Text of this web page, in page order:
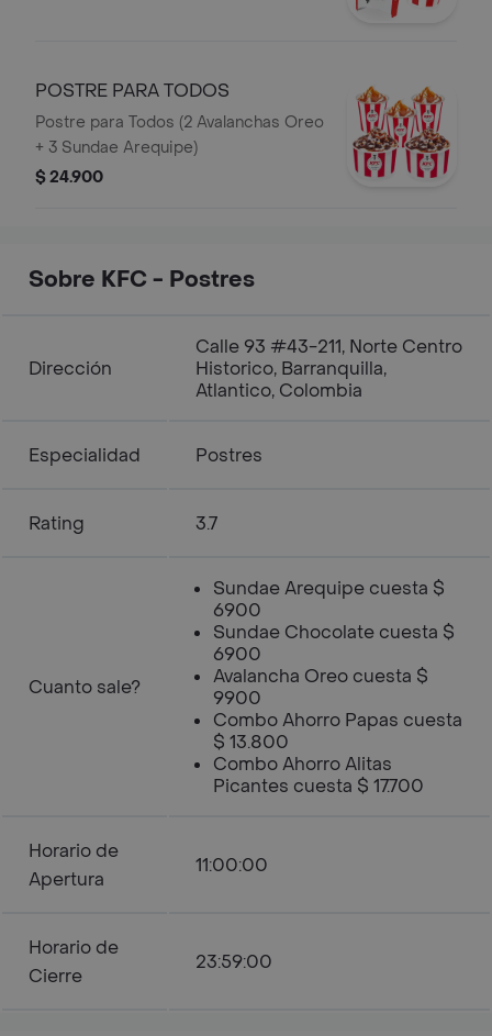
POSTRE PARA TODOS
Postre para Todos (2 Avalanchas Oreo
+ 3 Sundae Arequipe)
$ 24.900
Sobre KFC - Postres
Dirección
Calle 93 #43-211, Norte Centro
Historico, Barranquilla,
Atlantico, Colombia
Especialidad Postres
Rating 3.7
Cuanto sale?
Sundae Arequipe cuesta $
6900
Sundae Chocolate cuesta $
6900
Avalancha Oreo cuesta $
9900
Combo Ahorro Papas cuesta
$ 13.800
Combo Ahorro Alitas
Picantes cuesta $ 17.700
Horario de
Apertura
11:00:00
Horario de
Cierre
23:59:00